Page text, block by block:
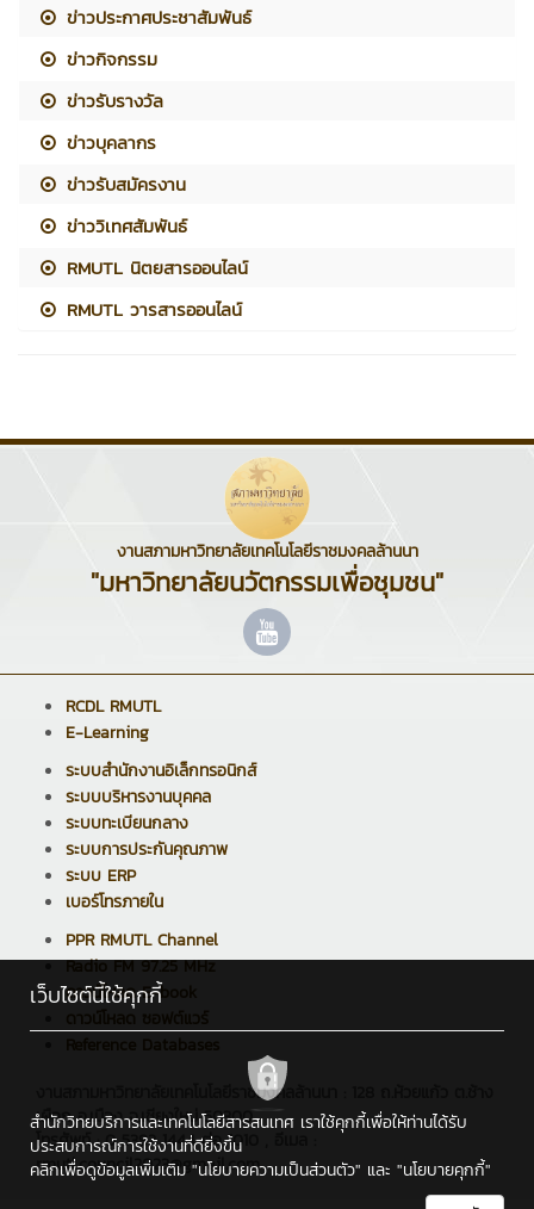
ข่าวประกาศประชาสัมพันธ์
ข่าวกิจกรรม
ข่าวรับรางวัล
ข่าวบุคลากร
ข่าวรับสมัครงาน
ข่าววิเทศสัมพันธ์
RMUTL นิตยสารออนไลน์
RMUTL วารสารออนไลน์
งานสภามหาวิทยาลัยเทคโนโลยีราชมงคลล้านนา
"มหาวิทยาลัยนวัตกรรมเพื่อชุมชน"
RCDL RMUTL
E-Learning
ระบบสำนักงานอิเล็กทรอนิกส์
ระบบบริหารงานบุคคล
ระบบทะเบียนกลาง
ระบบการประกันคุณภาพ
ระบบ ERP
เบอร์โทรภายใน
PPR RMUTL Channel
Radio FM 97.25 MHz
ดาวน์โหลด E-book
ดาวน์โหลด ซอฟต์แวร์
Reference Databases
งานสภามหาวิทยาลัยเทคโนโลยีราชมงคลล้านนา : 128 ถ.ห้วยแก้ว ต.ช้าง
เผือก อ.เมือง จ.เชียงใหม่ 50300
โทรศัพท์ : 0 5392 1444 ต่อ 1010 , อีเมล :
rmutl.council2023@gmail.com
เว็บไซต์นี้ใช้คุกกี้
สำนักวิทยบริการและเทคโนโลยีสารสนเทศ เราใช้คุกกี้เพื่อให้ท่านได้รับ
ประสบการณ์การใช้งานที่ดียิ่งขึ้น
คลิกเพื่อดูข้อมูลเพิ่มเติม "นโยบายความเป็นส่วนตัว" และ "นโยบายคุกกี้"